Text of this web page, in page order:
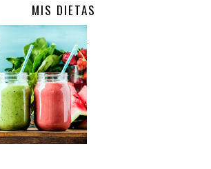
MIS DIETAS
.